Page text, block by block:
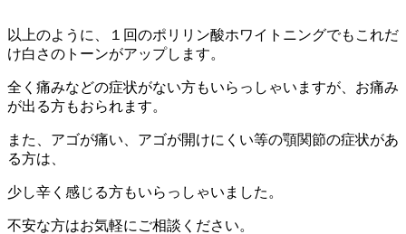
以上のように、１回のポリリン酸ホワイトニングでもこれだ
け白さのトーンがアップします。
全く痛みなどの症状がない方もいらっしゃいますが、お痛み
が出る方もおられます。
また、アゴが痛い、アゴが開けにくい等の顎関節の症状があ
る方は、
少し辛く感じる方もいらっしゃいました。
不安な方はお気軽にご相談ください。